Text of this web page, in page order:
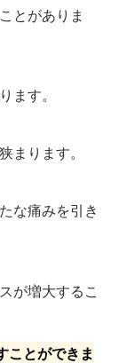
とがありま
ます。
まります。
な痛みを引き
が増大するこ
ことができま